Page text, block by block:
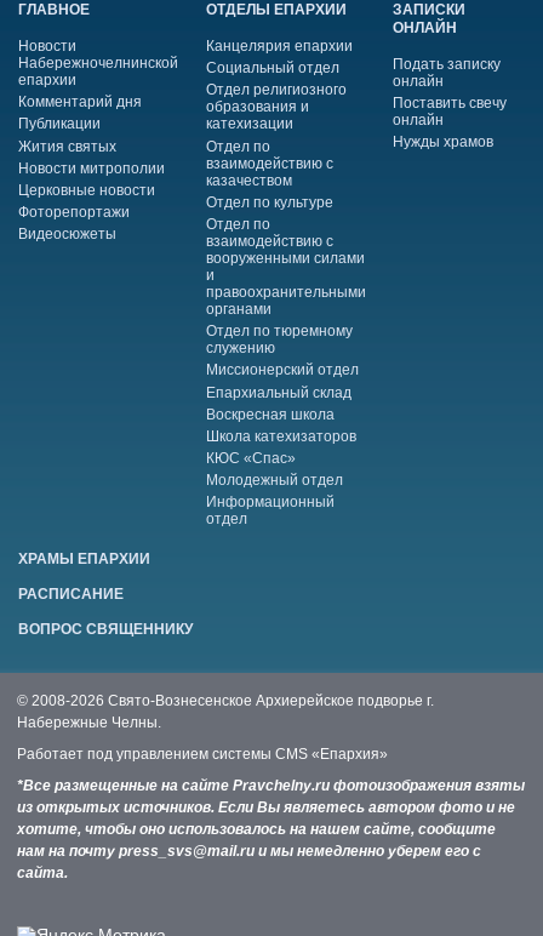
ГЛАВНОЕ
Новости
Набережночелнинской
епархии
Комментарий дня
Публикации
Жития святых
Новости митрополии
Церковные новости
Фоторепортажи
Видеосюжеты
ОТДЕЛЫ ЕПАРХИИ
Канцелярия епархии
Социальный отдел
Отдел религиозного
образования и
катехизации
Отдел по
взаимодействию с
казачеством
Отдел по культуре
Отдел по
взаимодействию с
вооруженными силами
и
правоохранительными
органами
Отдел по тюремному
служению
Миссионерский отдел
Епархиальный склад
Воскресная школа
Школа катехизаторов
КЮС «Спас»
Молодежный отдел
Информационный
отдел
ЗАПИСКИ
ОНЛАЙН
Подать записку
онлайн
Поставить свечу
онлайн
Нужды храмов
ХРАМЫ ЕПАРХИИ
РАСПИСАНИЕ
ВОПРОС СВЯЩЕННИКУ
© 2008-2026 Свято-Вознесенское Архиерейское подворье г.
Набережные Челны.
Работает под управлением системы CMS «Епархия»
*Все размещенные на сайте Pravchelny.ru фотоизображения взяты
из открытых источников. Если Вы являетесь автором фото и не
хотите, чтобы оно использовалось на нашем сайте, сообщите
нам на почту press_svs@mail.ru и мы немедленно уберем его с
сайта.